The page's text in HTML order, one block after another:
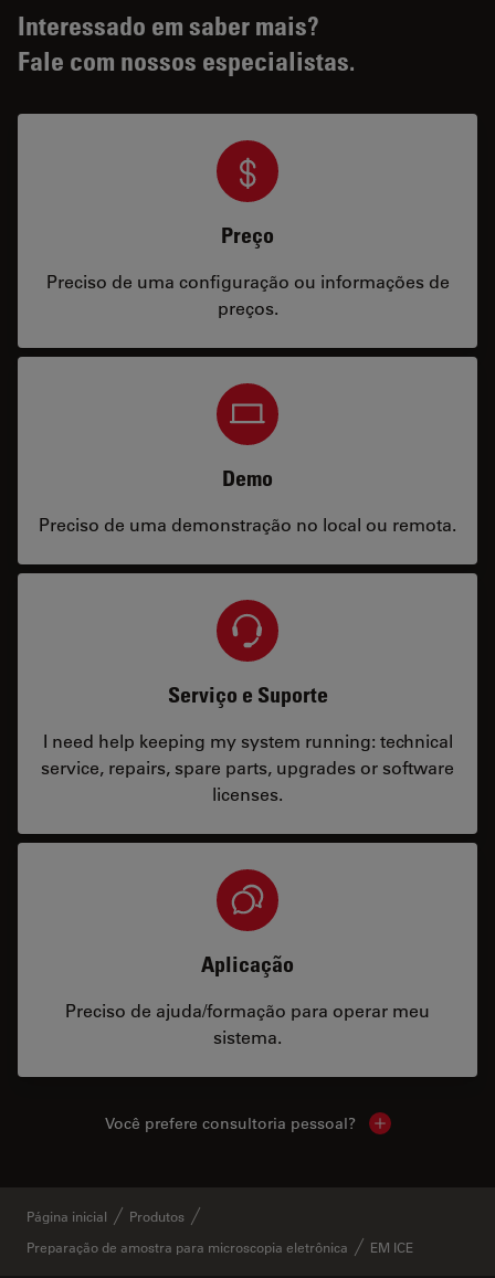
Interessado em saber mais?
Fale com nossos especialistas.
Preço
Preciso de uma configuração ou informações de
preços.
Demo
Preciso de uma demonstração no local ou remota.
Serviço e Suporte
I need help keeping my system running: technical
service, repairs, spare parts, upgrades or software
licenses.
Aplicação
Preciso de ajuda/formação para operar meu
sistema.
Você prefere consultoria pessoal? Show local
Página inicial
Produtos
Preparação de amostra para microscopia eletrônica
EM ICE